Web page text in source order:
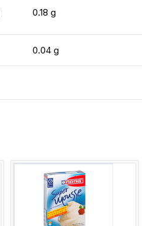
0.18 g
0.04 g